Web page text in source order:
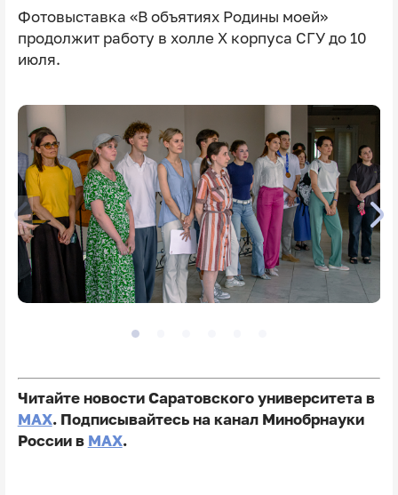
Фотовыставка «В объятиях Родины моей»
продолжит работу в холле X корпуса СГУ до 10
июля.
Читайте новости Саратовского университета в
MAX. Подписывайтесь на канал Минобрнауки
России в MAX.